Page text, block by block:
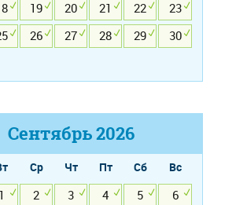
19 20 21 22
23
26 27 28 29
30
Сентябрь2026
Ср Чт Пт Сб
Вс
1
2 3 4 5
6